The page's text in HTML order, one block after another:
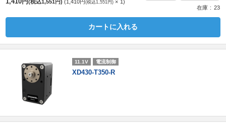
1,410円(税込1,551円) 1,410円(税込1,551円)
1
在庫
23
カートに入れる
11.1V 電流制御
XD430-T350-R